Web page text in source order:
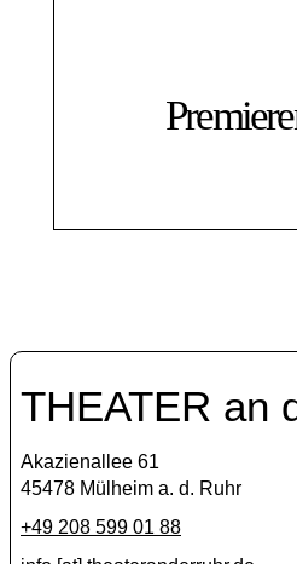
THEATER an
Akazienallee 61
45478 Mülheim a. d. Ruhr
+49 208 599 01 88